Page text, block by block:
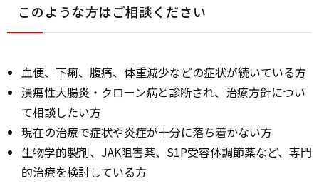
このような方はご相談ください
血便、下痢、腹痛、体重減少などの症状が続いている方
潰瘍性大腸炎・クローン病と診断され、治療方針につい
て相談したい方
現在の治療で症状や炎症が十分に落ち着かない方
生物学的製剤、JAK阻害薬、S1P受容体調節薬など、専門
的治療を検討している方